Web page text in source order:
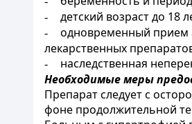
- детский возраст до 18
-
одновременный прием
лекарственных
-
наследственная
Необходимые меры
Препарат следует с
фоне продолжительной